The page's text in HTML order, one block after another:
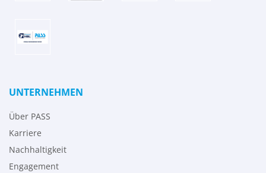
UNTERNEHMEN
Über PASS
Karriere
Nachhaltigkeit
Engagement